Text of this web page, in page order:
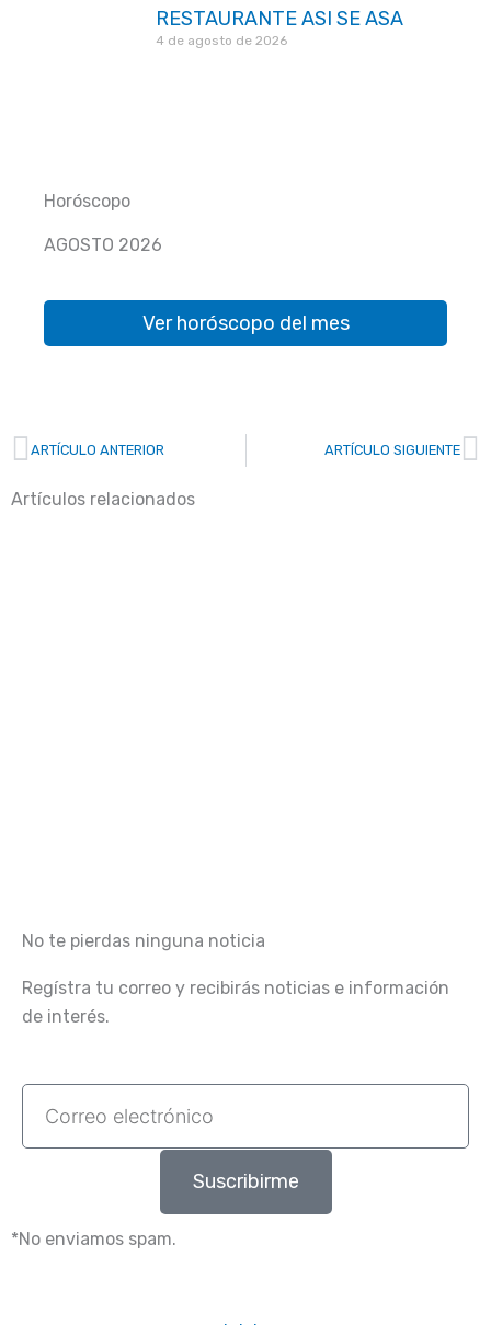
RESTAURANTE ASI SE ASA
4 de agosto de 2026
Horóscopo
AGOSTO 2026
Ver horóscopo del mes
Prev
ARTÍCULO ANTERIOR ARTÍCULO SIGUIENTE
Artículos relacionados
No te pierdas ninguna noticia
Regístra tu correo y recibirás noticias e información
de interés.
electrónico
Suscribirme
*No enviamos spam.